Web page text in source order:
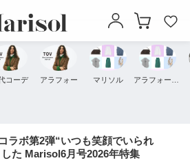
コーデ アラフォー マリソル
ラボ第2弾“いつも笑顔でいられ
た Marisol6月号2026年特集